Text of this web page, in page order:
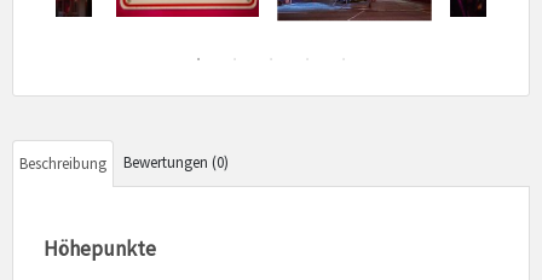
Beschreibung Bewertungen (0)
Höhepunkte